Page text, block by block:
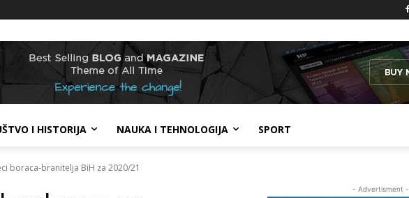
I HISTORIJA NAUKA I TEHNOLOGIJA SPORT
boraca-branitelja BiH za 2020/21
- Advertisment -